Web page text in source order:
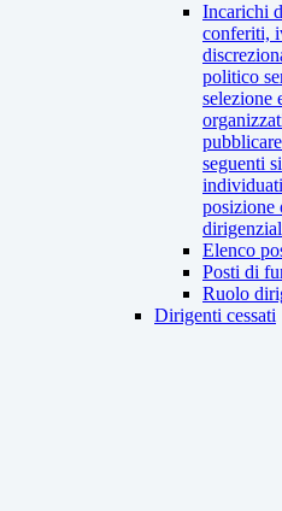
Incarichi
conferiti,
politico
selezione
seguenti
posizione
Elenco
Posti di
Ruolo
Dirigenti cessati